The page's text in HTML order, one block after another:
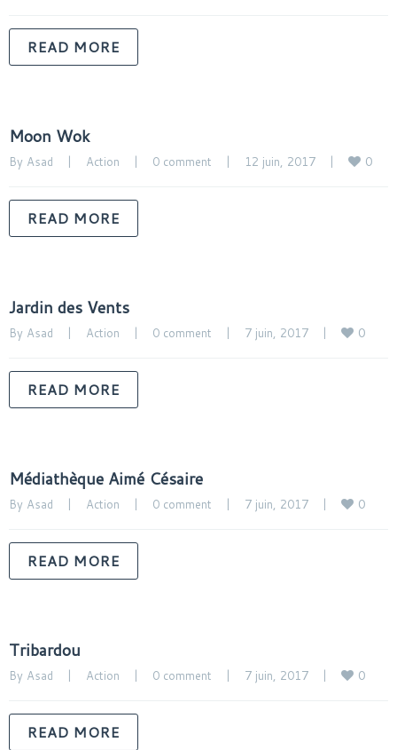
READ MORE
Moon Wok
By Asad | Action | 0 comment | 12 juin, 2017 | 0
READ MORE
Jardin des Vents
By Asad | Action | 0 comment | 7 juin, 2017 | 0
READ MORE
Médiathèque Aimé Césaire
By Asad | Action | 0 comment | 7 juin, 2017 | 0
READ MORE
Tribardou
By Asad | Action | 0 comment | 7 juin, 2017 | 0
READ MORE